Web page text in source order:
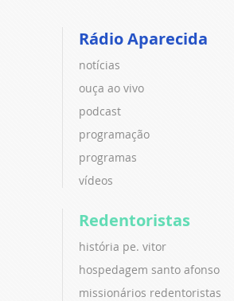
Rádio Aparecida
notícias
ouça ao vivo
podcast
programação
programas
vídeos
Redentoristas
história pe. vitor
hospedagem santo afonso
missionários redentoristas